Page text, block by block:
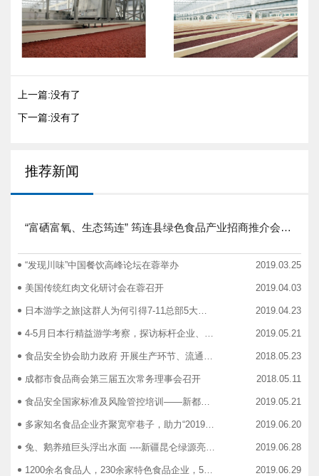
上一篇:没有了
下一篇:没有了
推荐新闻
“富硒富氧、生态筠连” 筠连县绿色食品产业招商推介会圆满举行
“发现川味”中国餐饮高峰论坛在蓉举办 2019.03.25
美国传统红肉文化研讨会在蓉召开 2019.04.03
日本游学之旅|这群人为何引得7-11总部5大高管集团出动 2019.04.23
4-5月日本行精益游学考察，探访标杆企业、解析成功密码 2019.05.21
食品安全协会助力政府 开展生产环节、流通环节、餐饮环节培训会 2018.05.23
成都市食品商会第三届五次常务理事会召开 2018.05.11
食品安全国家标准及风险管控培训——新都站、广汉站、简阳站 2019.05.21
多家知名食品企业齐聚宽窄巷子，助力“2019食品安全宣传周” 2019.06.20
兔、鹅养殖巨头浮出水面 ----新疆昆仑绿源亮相成都餐饮供应链展 引领绿色食材新高度 2019.06.28
1200余名食品人，230余家特色食品企业，50余家新零售平台齐聚成都“搞事情”！ 2019.06.29